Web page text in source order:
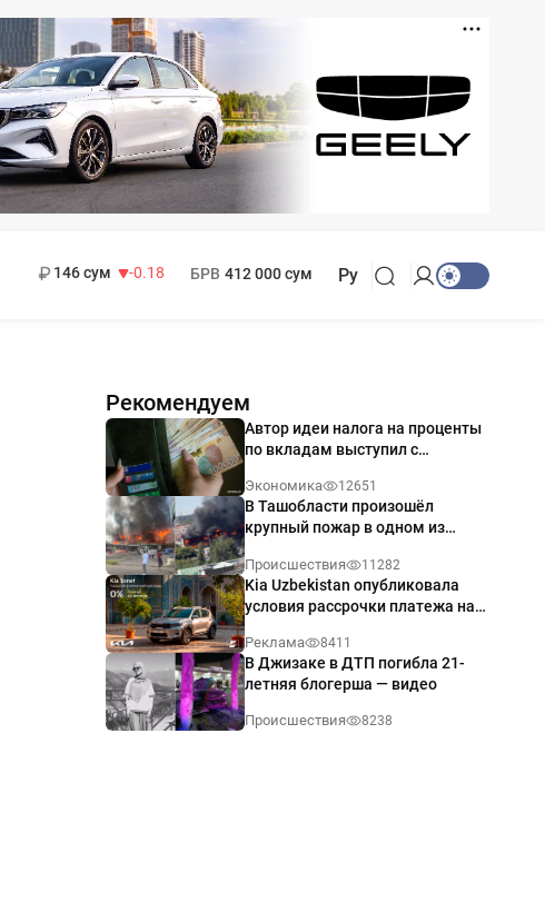
146 сум
-0.18
БРВ 412 000 сум Ру
Рекомендуем
Автор идеи налога на проценты
по вкладам выступил с
Экономика 12651
В Ташобласти произошёл
крупный пожар в одном из
Происшествия 11282
Kia Uzbekistan опубликовала
условия рассрочки платежа на
годовых
Реклама 8411
В Джизаке в ДТП погибла 21-
летняя блогерша — видео
Происшествия 8238